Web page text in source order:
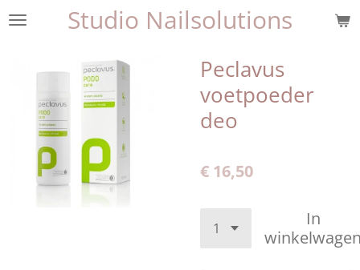
Ga
hoofdinhoud
Studio Nailsolutions
Peclavus
voetpoeder
deo
€ 16,50
In